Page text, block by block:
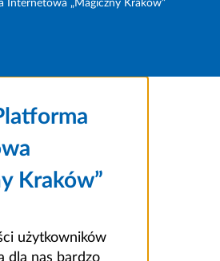
Internetowa „Magiczny Kraków”
Kraków”
użytkowników
dla nas bardzo